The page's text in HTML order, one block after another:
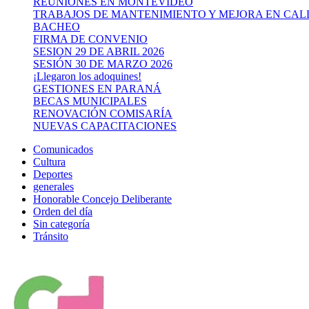
TRABAJOS DE MANTENIMIENTO Y MEJORA EN
BACHEO
FIRMA DE CONVENIO
SESION 29 DE ABRIL 2026
SESIÓN 30 DE MARZO 2026
¡Llegaron los adoquines!
GESTIONES EN PARANÁ
BECAS MUNICIPALES
RENOVACIÓN COMISARÍA
NUEVAS CAPACITACIONES
Comunicados
Cultura
Deportes
generales
Honorable Concejo Deliberante
Orden del día
Sin categoría
Tránsito